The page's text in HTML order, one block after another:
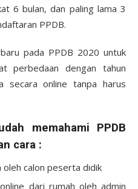
6 bulan, dan paling lama 3
PPDB.
pada PPDB 2020 untuk
perbedaan dengan tahun
secara online tanpa harus
memahami PPDB
cara :
calon peserta didik
dari rumah oleh admin